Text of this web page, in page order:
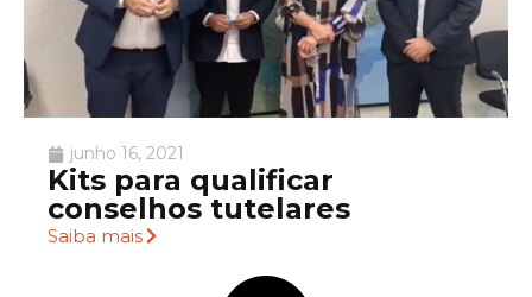
junho 16, 2021
Kits para qualificar
conselhos tutelares
Saiba mais